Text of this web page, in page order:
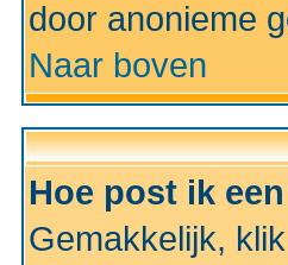
door anonieme
Naar boven
Hoe post ik
Gemakkelijk,